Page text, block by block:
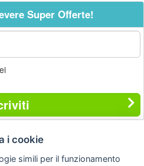
Super Offerte!
policy
legale
i cookie
simili per il funzionamento